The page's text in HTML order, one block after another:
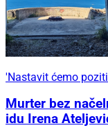
'Nastavit ćemo
Murter bez
idu Irena